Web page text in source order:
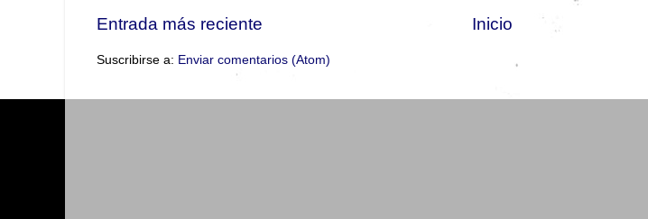
Entrada más reciente Inicio
Suscribirse a: Enviar comentarios (Atom)